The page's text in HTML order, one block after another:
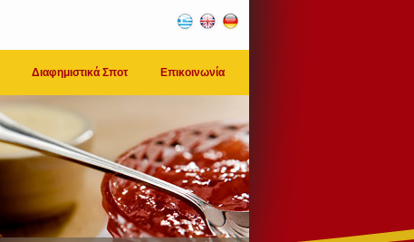
Διαφημιστικά Σποτ Επικοινωνία